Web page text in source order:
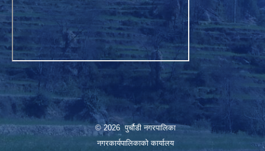
© 2026 पुर्चौडी नगरपालिका
नगरकार्यपालिकाकाे कार्यालय